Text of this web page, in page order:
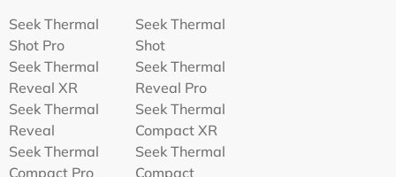
Seek Thermal
Shot Pro
Seek Thermal
Shot
Seek Thermal
Reveal XR
Seek Thermal
Reveal Pro
Seek Thermal
Reveal
Seek Thermal
Compact XR
Seek Thermal
Compact Pro
Seek Thermal
Compact